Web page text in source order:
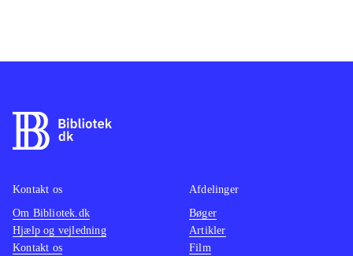
Kontakt os
Om Bibliotek.dk
Hjælp og vejledning
Kontakt os
Afdelinger
Bøger
Artikler
Film